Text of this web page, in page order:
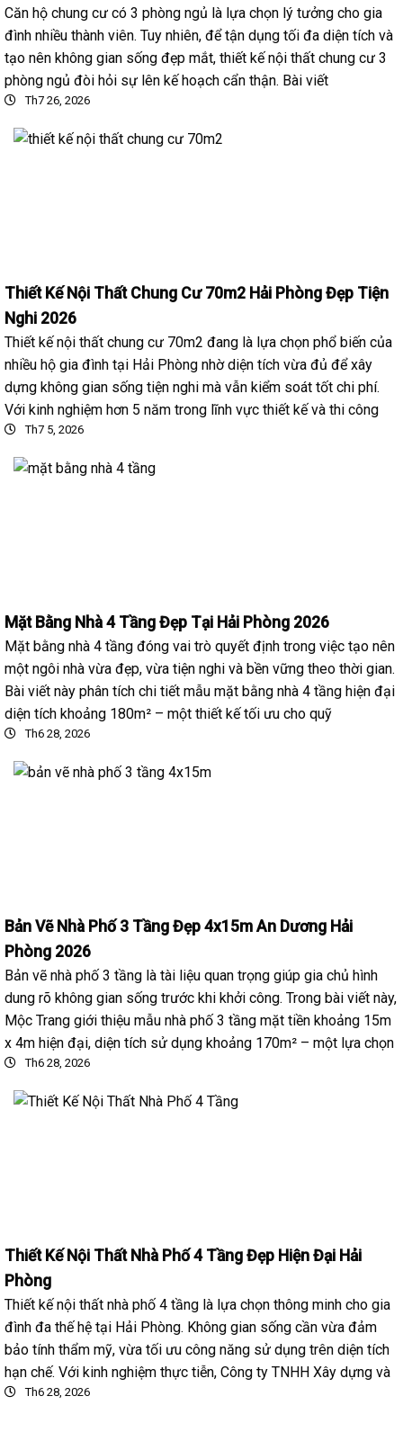
Căn hộ chung cư có 3 phòng ngủ là lựa chọn lý tưởng cho gia
đình nhiều thành viên. Tuy nhiên, để tận dụng tối đa diện tích và
tạo nên không gian sống đẹp mắt, thiết kế nội thất chung cư 3
phòng ngủ đòi hỏi sự lên kế hoạch cẩn thận. Bài viết
Th7 26, 2026
Thiết Kế Nội Thất Chung Cư 70m2 Hải Phòng Đẹp Tiện
Nghi 2026
Thiết kế nội thất chung cư 70m2 đang là lựa chọn phổ biến của
nhiều hộ gia đình tại Hải Phòng nhờ diện tích vừa đủ để xây
dựng không gian sống tiện nghi mà vẫn kiểm soát tốt chi phí.
Với kinh nghiệm hơn 5 năm trong lĩnh vực thiết kế và thi công
Th7 5, 2026
Mặt Bằng Nhà 4 Tầng Đẹp Tại Hải Phòng 2026
Mặt bằng nhà 4 tầng đóng vai trò quyết định trong việc tạo nên
một ngôi nhà vừa đẹp, vừa tiện nghi và bền vững theo thời gian.
Bài viết này phân tích chi tiết mẫu mặt bằng nhà 4 tầng hiện đại
diện tích khoảng 180m² – một thiết kế tối ưu cho quỹ
Th6 28, 2026
Bản Vẽ Nhà Phố 3 Tầng Đẹp 4x15m An Dương Hải
Phòng 2026
Bản vẽ nhà phố 3 tầng là tài liệu quan trọng giúp gia chủ hình
dung rõ không gian sống trước khi khởi công. Trong bài viết này,
Mộc Trang giới thiệu mẫu nhà phố 3 tầng mặt tiền khoảng 15m
x 4m hiện đại, diện tích sử dụng khoảng 170m² – một lựa chọn
Th6 28, 2026
Thiết Kế Nội Thất Nhà Phố 4 Tầng Đẹp Hiện Đại Hải
Phòng
Thiết kế nội thất nhà phố 4 tầng là lựa chọn thông minh cho gia
đình đa thế hệ tại Hải Phòng. Không gian sống cần vừa đảm
bảo tính thẩm mỹ, vừa tối ưu công năng sử dụng trên diện tích
hạn chế. Với kinh nghiệm thực tiễn, Công ty TNHH Xây dựng và
Th6 28, 2026